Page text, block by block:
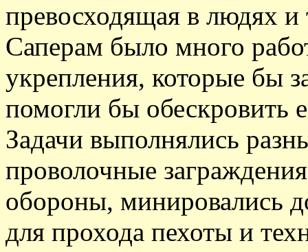
превосходящая в людях и
Саперам было много
укрепления, которые бы
помогли бы обескровить
Задачи выполнялись
проволочные
обороны, минировались
для прохода пехоты и